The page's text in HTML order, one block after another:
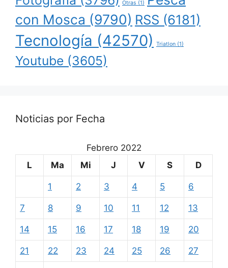
Otras (1)
con Mosca (9790) RSS (6181)
Tecnología (42570) Triatlon (1)
Youtube (3605)
Noticias por Fecha
Febrero 2022
L
Ma Mi J V S D
1 2 3 4 5 6
7 8 9 10 11 12 13
14 15 16 17 18 19 20
21 22 23 24 25 26 27